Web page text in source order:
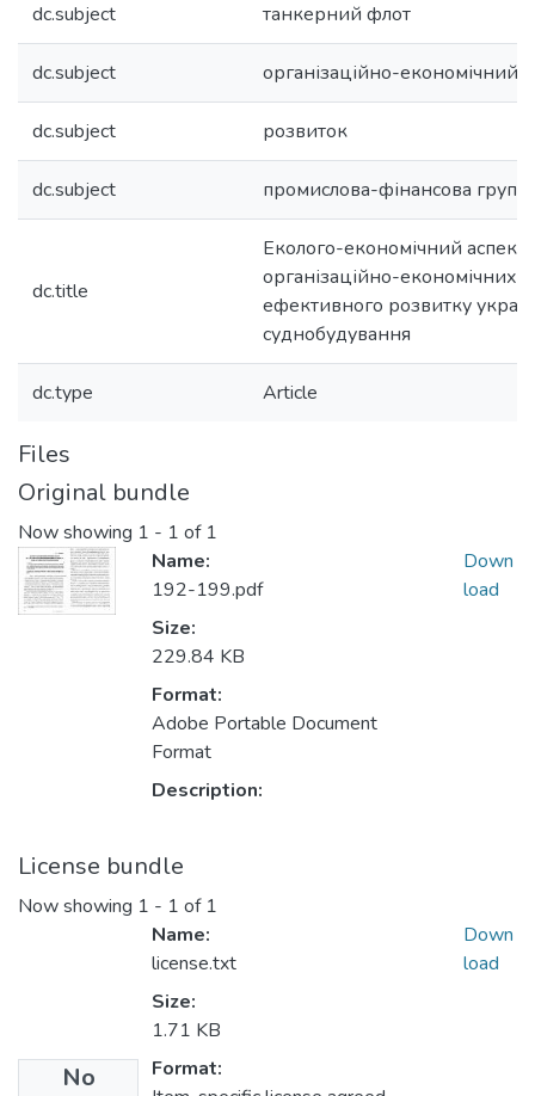
dc.subject танкерний флот
dc.subject організаційно-економічний
dc.subject розвиток
dc.subject промислова-фінансова група
dc.title
Еколого-економічний аспект
організаційно-економічних
ефективного розвитку
суднобудування
dc.type Article
Files
Original bundle
Now showing 1 - 1 of 1
Name:
192-199.pdf
Size:
229.84 KB
Format:
Adobe Portable Document
Format
Description:
Down
load
License bundle
Now showing 1 - 1 of 1
No
Name:
license.txt
Size:
1.71 KB
Format:
Down
load